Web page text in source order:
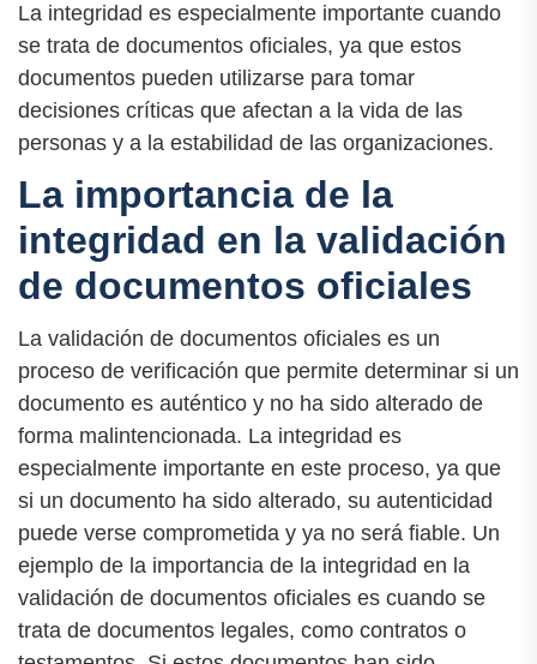
La integridad es especialmente importante cuando
se trata de documentos oficiales, ya que estos
documentos pueden utilizarse para tomar
decisiones críticas que afectan a la vida de las
personas y a la estabilidad de las organizaciones.
La importancia de la
integridad en la validación
de documentos oficiales
La validación de documentos oficiales es un
proceso de verificación que permite determinar si un
documento es auténtico y no ha sido alterado de
forma malintencionada. La integridad es
especialmente importante en este proceso, ya que
si un documento ha sido alterado, su autenticidad
puede verse comprometida y ya no será fiable. Un
ejemplo de la importancia de la integridad en la
validación de documentos oficiales es cuando se
trata de documentos legales, como contratos o